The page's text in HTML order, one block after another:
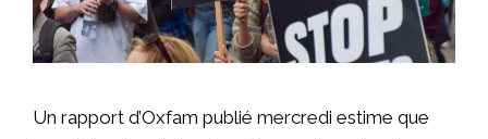
Un rapport d’Oxfam publié mercredi estime que